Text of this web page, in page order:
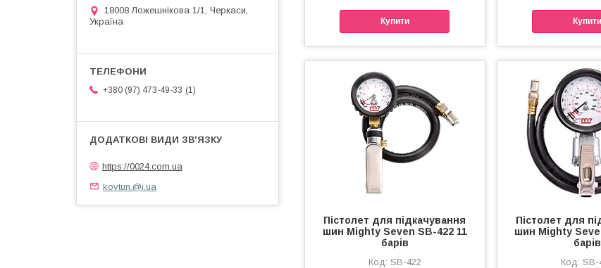
Купити Купити
Пістолет для підкачування
шин Mighty Seven SB-422 11
барів
SB-422
Пістолет для
шин Mighty
барів
SB-
18008 Ложешнікова 1/1, Черкаси,
Україна
+380 (97) 473-49-33 1
https://0024.com.ua
kovtun.@i.ua